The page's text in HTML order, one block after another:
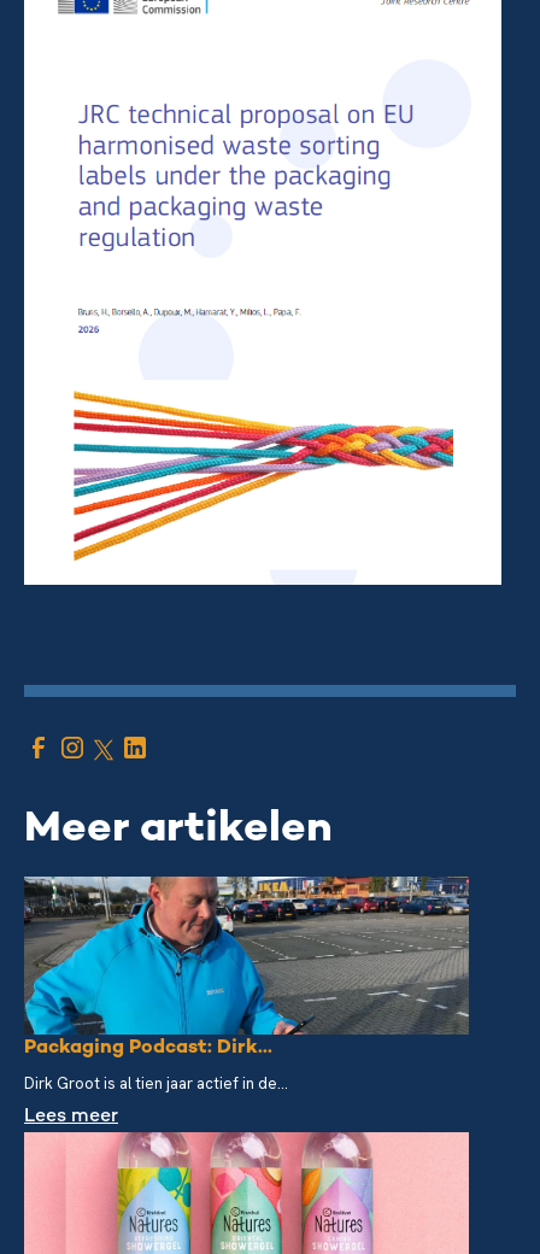
Meer artikelen
Packaging Podcast: Dirk...
Dirk Groot is al tien jaar actief in de...
Lees meer